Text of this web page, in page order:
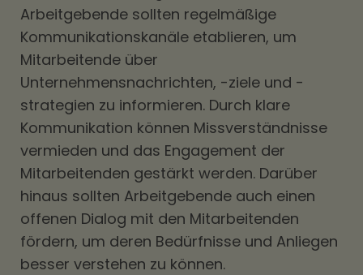
Arbeitgebende sollten regelmäßige
Kommunikationskanäle etablieren, um
Mitarbeitende über
Unternehmensnachrichten, -ziele und -
strategien zu informieren. Durch klare
Kommunikation können Missverständnisse
vermieden und das Engagement der
Mitarbeitenden gestärkt werden. Darüber
hinaus sollten Arbeitgebende auch einen
offenen Dialog mit den Mitarbeitenden
fördern, um deren Bedürfnisse und Anliegen
besser verstehen zu können.